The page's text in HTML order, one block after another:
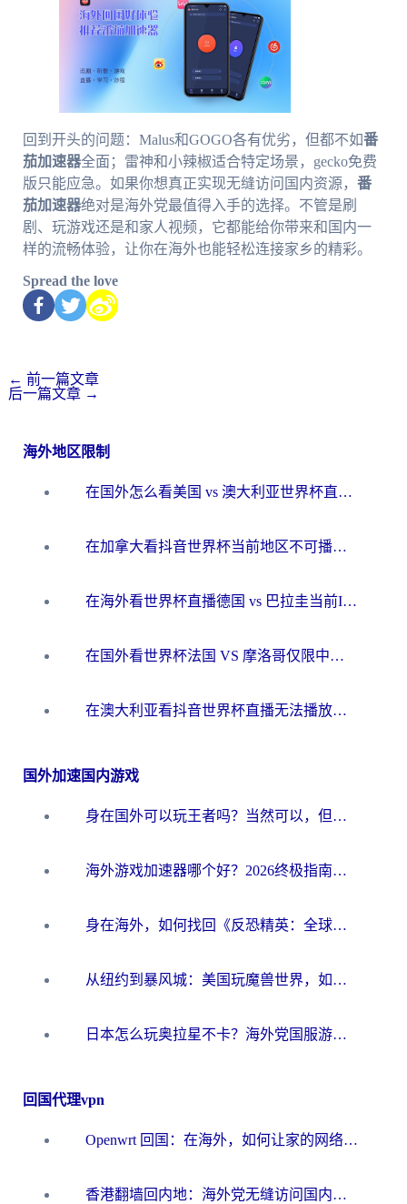
回到开头的问题：Malus和GOGO各有优劣，但都不如番
茄加速器全面；雷神和小辣椒适合特定场景，gecko免费
版只能应急。如果你想真正实现无缝访问国内资源， 番
茄加速器绝对是海外党最值得入手的选择。不管是刷
剧、玩游戏还是和家人视频，它都能给你带来和国内一
样的流畅体验，让你在海外也能轻松连接家乡的精彩。
Spread the love
← 前一篇文章
后一篇文章 →
海外地区限制
在国外怎么看美国 vs 澳大利亚世界杯直播？海外党必藏的中文解说观赛指南
在加拿大看抖音世界杯当前地区不可播放？海外党体育观赛终极指南
在海外看世界杯直播德国 vs 巴拉圭当前IP受限制？这篇指南帮你轻松解决地区限制
在国外看世界杯法国 VS 摩洛哥仅限中国大陆？别让地域限制拦下你的欢呼
在澳大利亚看抖音世界杯直播无法播放？海外党体育观赛终极指南来了！
国外加速国内游戏
身在国外可以玩王者吗？当然可以，但你需要这份“加速”指南
海外游戏加速器哪个好？2026终极指南帮你畅玩国服+解决卡顿难题
身在海外，如何找回《反恐精英：全球攻势》国服的丝滑手感？一份给你的终极指南
从纽约到暴风城：美国玩魔兽世界，如何找到你的最佳网络航线
日本怎么玩奥拉星不卡？海外党国服游戏加速器选择全攻略
回国代理vpn
Openwrt 回国：在海外，如何让家的网络触手可及
香港翻墙回内地：海外党无缝访问国内资源的加速器选择全攻略